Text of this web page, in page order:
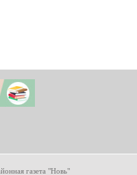
газета "Новь"